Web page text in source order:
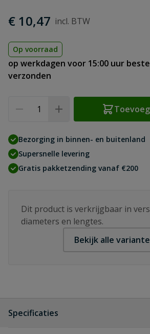
€ 10,47
Op voorraad
op werkdagen voor 15:00 uur
verzonden
Bezorging in binnen- en buitenland
Supersnelle levering
Gratis pakketzending vanaf €200
Dit product is verkrijgbaar in
diameters en lengtes.
Bekijk alle
Specificaties